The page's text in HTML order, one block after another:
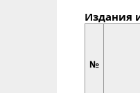
Издания
№